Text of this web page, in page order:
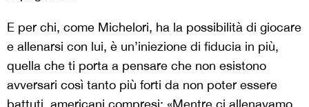
E per chi, come Michelori, ha la possibilità di giocare
e allenarsi con lui, è un’iniezione di fiducia in più,
quella che ti porta a pensare che non esistono
avversari così tanto più forti da non poter essere